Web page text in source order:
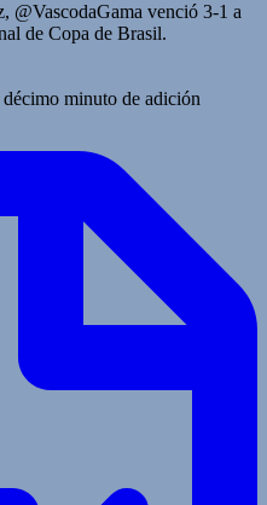
@VascodaGama venció 3-1 a
de Copa de Brasil.
minuto de adición